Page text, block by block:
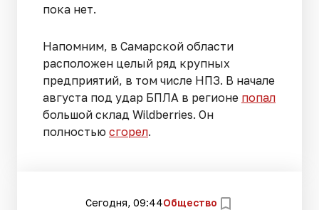
пока нет.
Напомним, в Самарской области
расположен целый ряд крупных
предприятий, в том числе НПЗ. В начале
августа под удар БПЛА в регионе попал
большой склад Wildberries. Он
полностью сгорел.
Сегодня, 09:44Общество